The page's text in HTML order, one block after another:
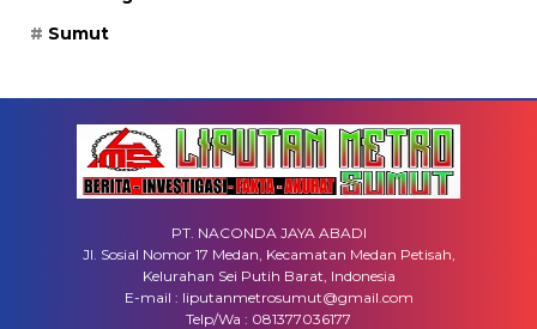
Sumut
PT. NACONDA JAYA ABADI
Jl. Sosial Nomor 17 Medan, Kecamatan Medan Petisah,
Kelurahan Sei Putih Barat, Indonesia
E-mail : liputanmetrosumut@gmail.com
Telp/Wa : 081377036177